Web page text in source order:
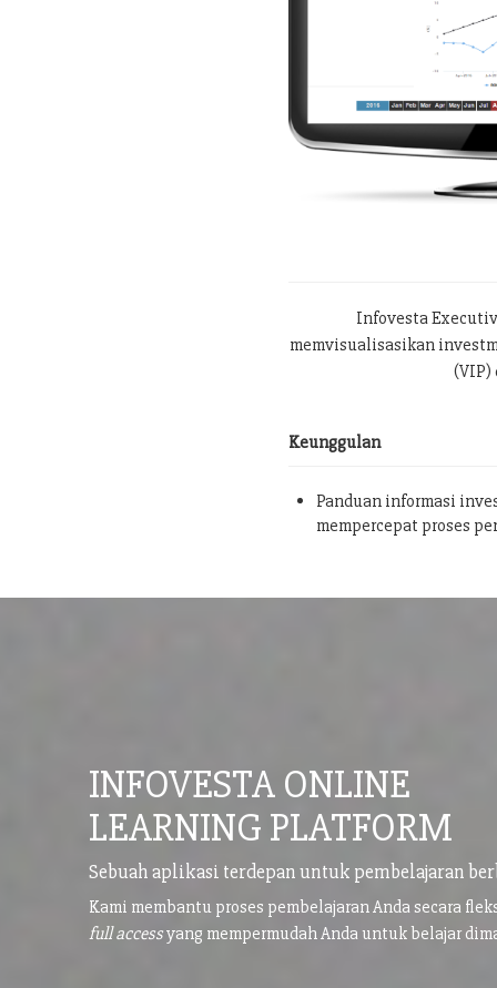
Infovesta
memvisualisasikan
(VIP)
Keunggulan
Panduan informasi
mempercepat proses
INFOVESTA ONLINE
LEARNING PLATFORM
Sebuah aplikasi terdepan untuk pembelajaran
Kami membantu proses pembelajaran Anda secara
full accessyang mempermudah Anda untuk belajar